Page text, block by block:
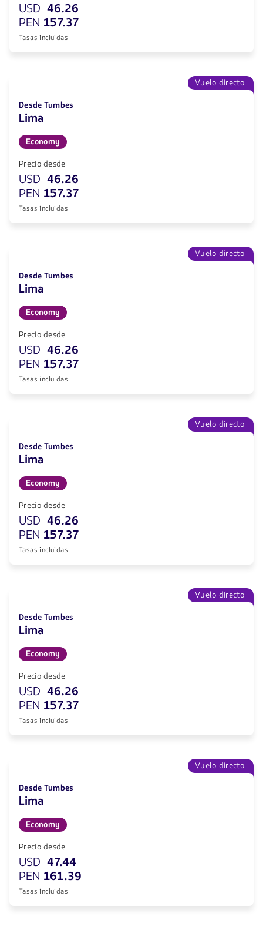
USD 46.26
PEN 157.37
Tasas incluidas
Vuelo directo
Desde Tumbes
Lima
Economy
Precio desde
USD 46.26
PEN 157.37
Tasas incluidas
Vuelo directo
Desde Tumbes
Lima
Economy
Precio desde
USD 46.26
PEN 157.37
Tasas incluidas
Vuelo directo
Desde Tumbes
Lima
Economy
Precio desde
USD 46.26
PEN 157.37
Tasas incluidas
Vuelo directo
Desde Tumbes
Lima
Economy
Precio desde
USD 46.26
PEN 157.37
Tasas incluidas
Vuelo directo
Desde Tumbes
Lima
Economy
Precio desde
USD 47.44
PEN 161.39
Tasas incluidas